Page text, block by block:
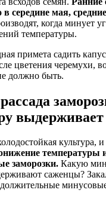
середине мая,
когда минует
температуры.
примета садить
цветения черемухи,
должно быть.
выдерживает
культура, и
температуры
заморозки. Какую
саженцы?